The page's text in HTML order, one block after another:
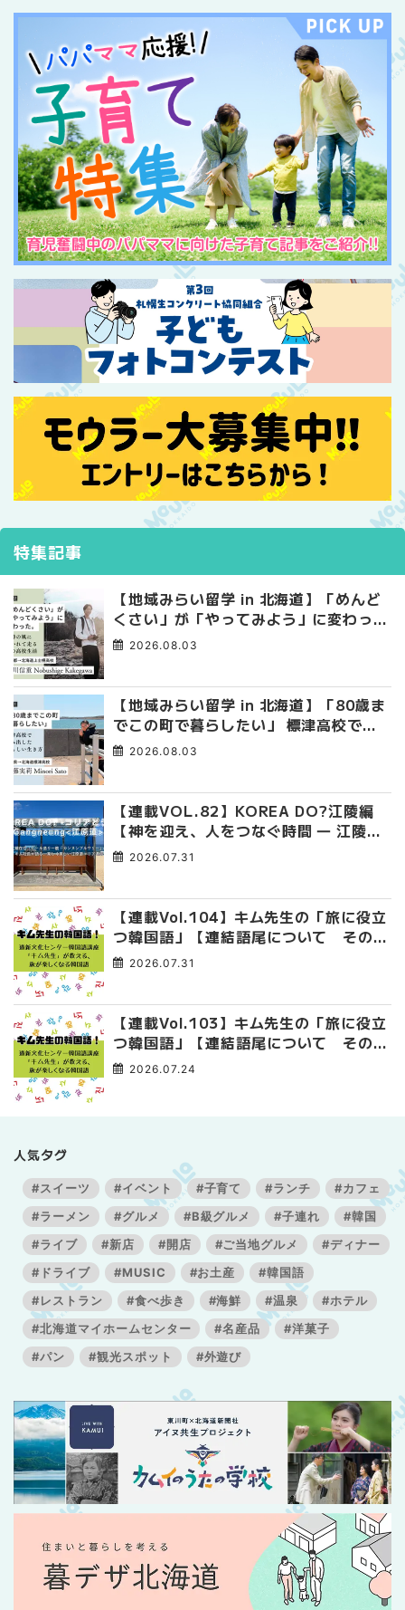
特集記事
【地域みらい留学 in 北海道】「めんど
くさい」が「やってみよう」に変わっ
た。 十勝の風に吹かれて走る、僕の泥
2026.08.03
【地域みらい留学 in 北海道】「80歳ま
でこの町で暮らしたい」 標津高校で踏
み出した、私らしい生き方
2026.08.03
【連載VOL.82】KOREA DO?江陵編
【神を迎え、人をつなぐ時間 ― 江陵端
午祭 】
2026.07.31
【連載Vol.104】キム先生の「旅に役立
つ韓国語」【連結語尾について その
4】2026.07.31
【連載Vol.103】キム先生の「旅に役立
つ韓国語」【連結語尾について その
3】2026.07.24
人気タグ
#スイーツ #イベント #子育て #ランチ
#カフェ
#ラーメン
#グルメ #B級グルメ #子連れ
#韓国
#ライブ
#新店 #開店 #ご当地グルメ
#ディナー
#ドライブ
#MUSIC #お土産
#韓国語
#レストラン
#食べ歩き #海鮮 #温泉
#ホテル
#北海道マイホームセンター
#名産品
#洋菓子
#パン
#観光スポット #外遊び